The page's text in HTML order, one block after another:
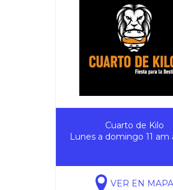
Cuarto de Kilo
Lunes a domingo 11 am
VER EN MAPA